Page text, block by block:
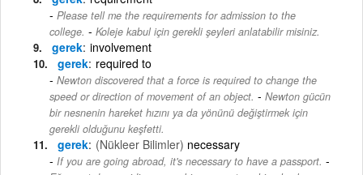
Please tell me the requirements for admission to the
college. - Koleje kabul için gerekli şeyleri anlatabilir misiniz.
gerek involvement
gerek required to
Newton discovered that a force is required to change the
speed or direction of movement of an object. - Newton gücün
bir nesnenin hareket hızını ya da yönünü değiştirmek için
gerekli olduğunu keşfetti.
gerek (Nükleer Bilimler) necessary
If you are going abroad, it's necessary to have a passport. -